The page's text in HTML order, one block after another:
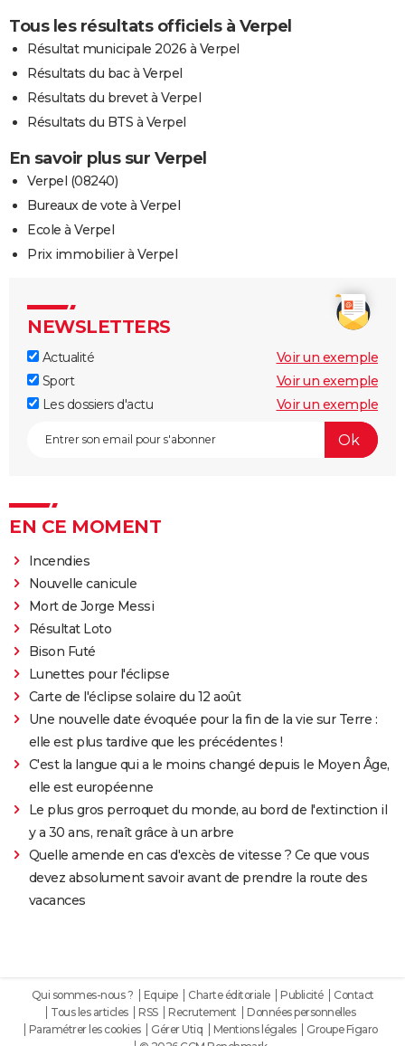
Tous les résultats officiels à Verpel
Résultat municipale 2026 à Verpel
Résultats du bac à Verpel
Résultats du brevet à Verpel
Résultats du BTS à Verpel
En savoir plus sur Verpel
Verpel (08240)
Bureaux de vote à Verpel
Ecole à Verpel
Prix immobilier à Verpel
NEWSLETTERS
Actualité
Voir un exemple
Sport
Voir un exemple
Les dossiers d'actu
Voir un exemple
EN CE MOMENT
Incendies
Nouvelle canicule
Mort de Jorge Messi
Résultat Loto
Bison Futé
Lunettes pour l'éclipse
Carte de l'éclipse solaire du 12 août
Une nouvelle date évoquée pour la fin de la vie sur Terre :
elle est plus tardive que les précédentes !
C'est la langue qui a le moins changé depuis le Moyen Âge,
elle est européenne
Le plus gros perroquet du monde, au bord de l'extinction il
y a 30 ans, renaît grâce à un arbre
Quelle amende en cas d'excès de vitesse ? Ce que vous
devez absolument savoir avant de prendre la route des
vacances
Qui sommes-nous ? Equipe Charte éditoriale Publicité
Contact
Tous les articles
RSS Recrutement
Données personnelles
Paramétrer les cookies
Gérer Utiq Mentions légales
Groupe Figaro